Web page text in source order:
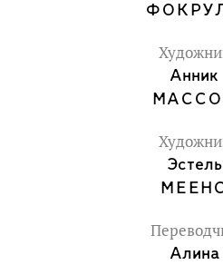
Анник
Эстель
Алина